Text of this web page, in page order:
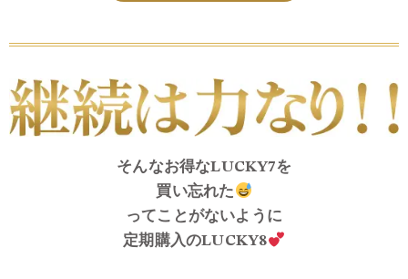
そんなお得なLUCKY7を
買い忘れた
ってことがないように
定期購入のLUCKY8